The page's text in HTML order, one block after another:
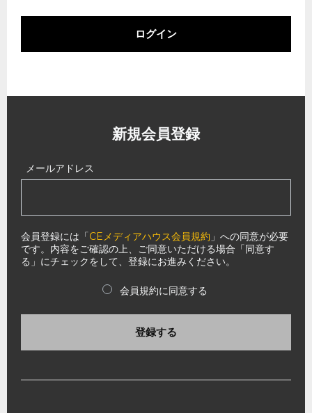
ログイン
新規会員登録
メールアドレス
会員登録には「CEメディアハウス会員規約 」への同意が必要
です。内容をご確認の上、ご同意いただける場合「同意す
る」にチェックをして、登録にお進みください。
会員規約に同意する
登録する